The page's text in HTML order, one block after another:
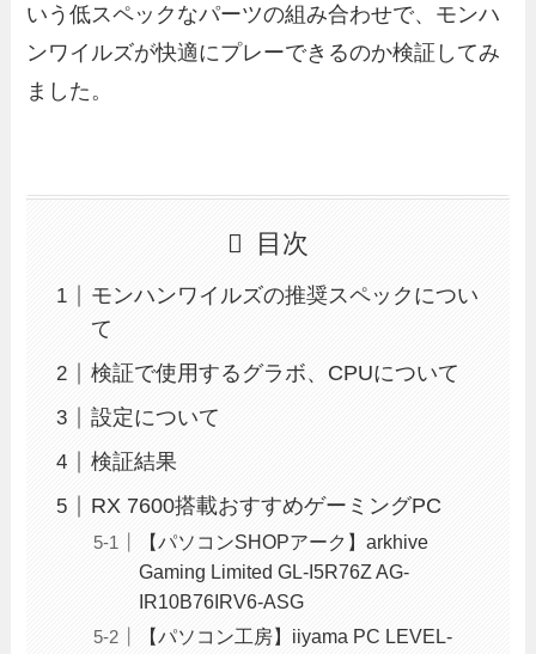
いう低スペックなパーツの組み合わせで、モンハ
ンワイルズが快適にプレーできるのか検証してみ
ました。
目次
モンハンワイルズの推奨スペックについ
て
検証で使用するグラボ、CPUについて
設定について
検証結果
RX 7600搭載おすすめゲーミングPC
【パソコンSHOPアーク】arkhive
Gaming Limited GL-I5R76Z AG-
IR10B76IRV6-ASG
【パソコン工房】iiyama PC LEVEL-